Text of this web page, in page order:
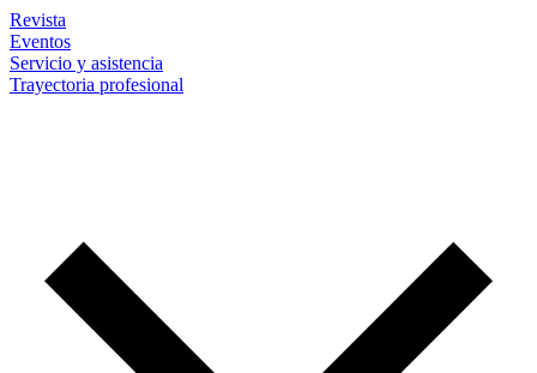
Revista
Eventos
Servicio y asistencia
Trayectoria profesional